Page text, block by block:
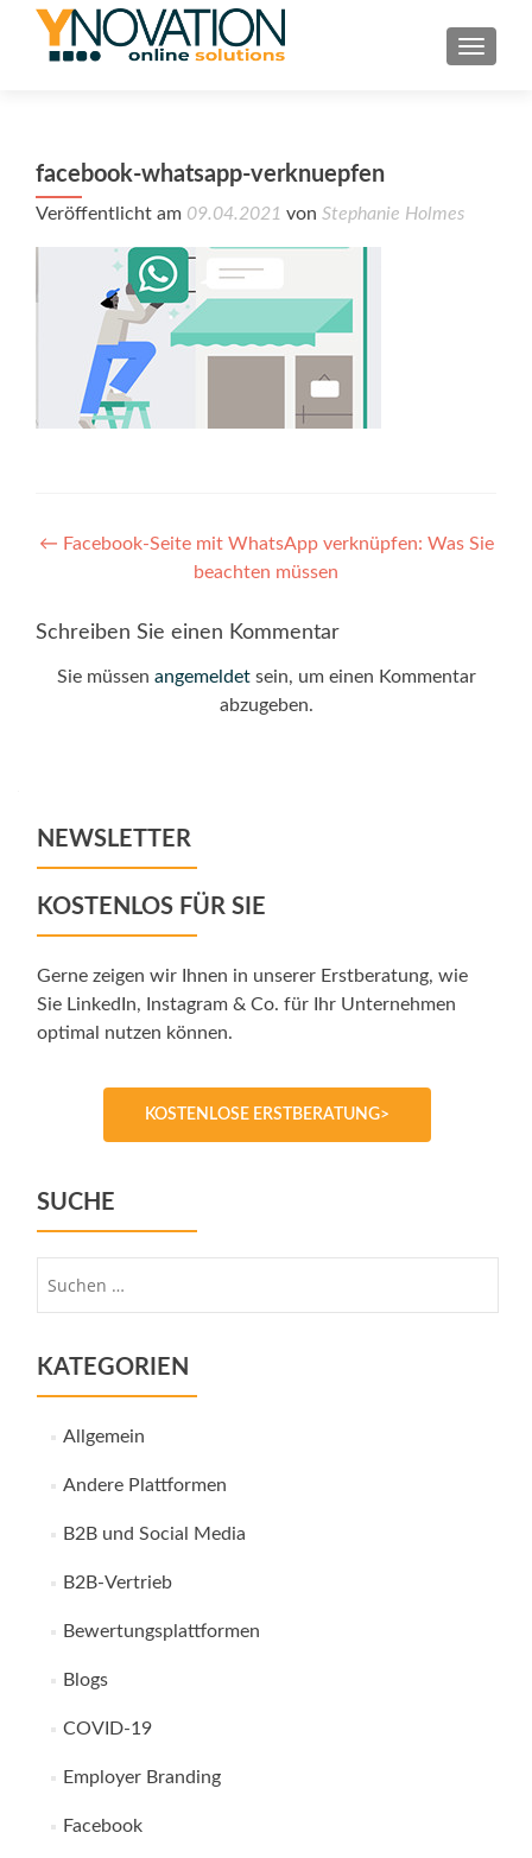
facebook-whatsapp-verknuepfen
Veröffentlicht am 09.04.2021 von Stephanie Holmes
Post
navigation
← Facebook-Seite mit WhatsApp verknüpfen: Was Sie
beachten müssen
Schreiben Sie einen Kommentar
Sie müssen angemeldetsein, um einen Kommentar
abzugeben.
NEWSLETTER
KOSTENLOS FÜR SIE
Gerne zeigen wir Ihnen in unserer Erstberatung, wie
Sie LinkedIn, Instagram & Co. für Ihr Unternehmen
optimal nutzen können.
KOSTENLOSE ERSTBERATUNG>
SUCHE
KATEGORIEN
Allgemein
Andere Plattformen
B2B und Social Media
B2B-Vertrieb
Bewertungsplattformen
Blogs
COVID-19
Employer Branding
Facebook